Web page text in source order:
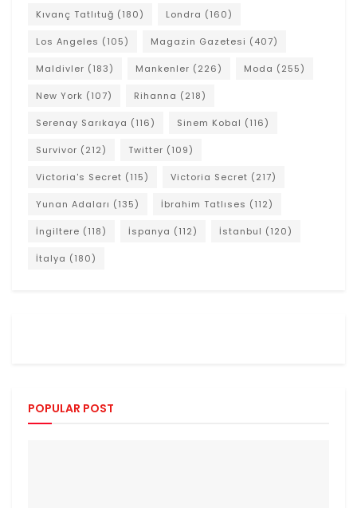
Kıvanç Tatlıtuğ (180) Londra (160)
Los Angeles (105) Magazin Gazetesi (407)
Maldivler (183) Mankenler (226) Moda (255)
New York (107) Rihanna (218)
Serenay Sarıkaya (116) Sinem Kobal (116)
Survivor (212) Twitter (109)
Victoria's Secret (115) Victoria Secret (217)
Yunan Adaları (135) İbrahim Tatlıses (112)
İngiltere (118) İspanya (112) İstanbul (120)
İtalya (180)
POPULAR POST